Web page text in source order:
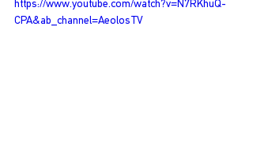
https://www.youtube.com/watch?v=N7RKhuQ-
CPA&ab_channel=AeolosTV